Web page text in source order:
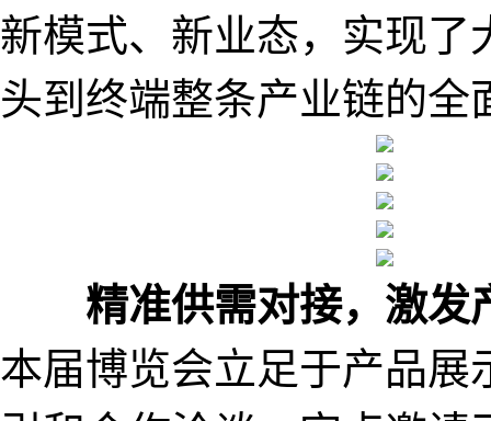
新模式、新业态，实现了
头到终端整条产业链的全
精准供需对接，激发
本届博览会立足于产品展